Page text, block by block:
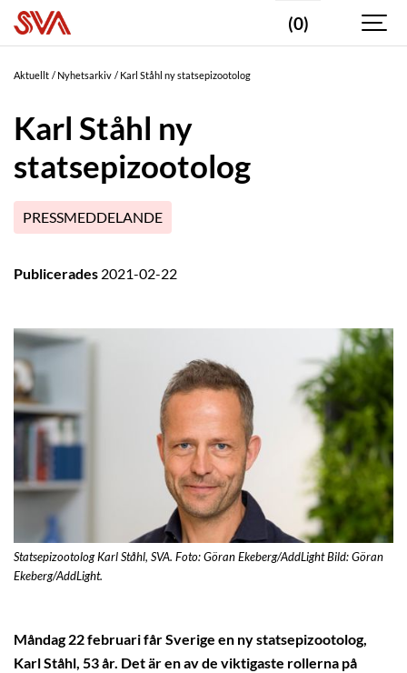
(0)
Aktuellt Nyhetsarkiv Karl Ståhl ny statsepizootolog
Karl Ståhl ny
statsepizootolog
PRESSMEDDELANDE
Publicerades 2021-02-22
Statsepizootolog Karl Ståhl, SVA. Foto: Göran Ekeberg/AddLight Bild: Göran
Ekeberg/AddLight.
Måndag 22 februari får Sverige en ny statsepizootolog,
Karl Ståhl, 53 år. Det är en av de viktigaste rollerna på